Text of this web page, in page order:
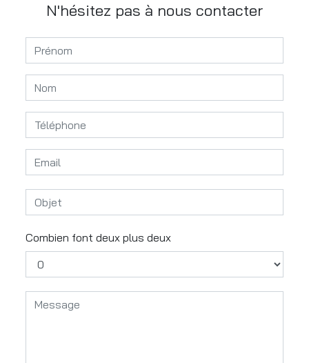
N'hésitez pas à nous contacter
Combien font deux plus deux